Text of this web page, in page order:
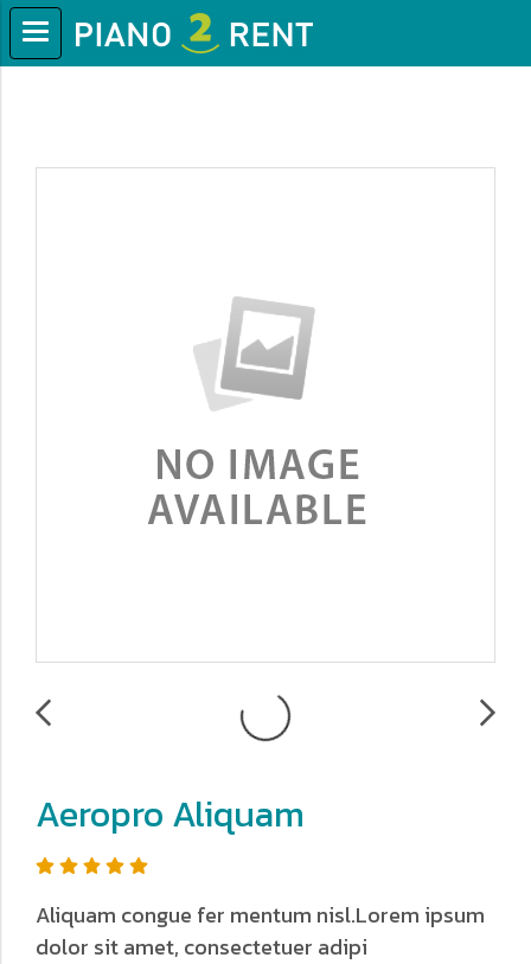
Aeropro Aliquam
Aliquam congue fer mentum nisl.Lorem ipsum
dolor sit amet, consectetuer adipi